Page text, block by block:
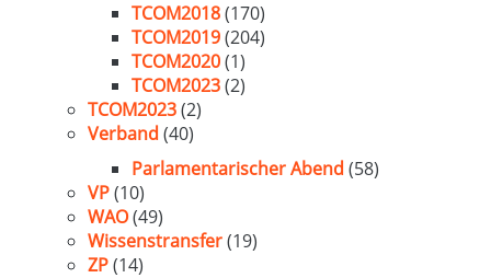
TCOM2018(170)
TCOM2019(204)
TCOM2020(1)
TCOM2023(2)
TCOM2023(2)
Verband (40)
Parlamentarischer Abend (58)
VP(10)
WAO(49)
Wissenstransfer(19)
ZP(14)